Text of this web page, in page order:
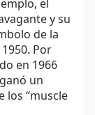
el
y su
de la
Por
en 1966
un
los “muscle